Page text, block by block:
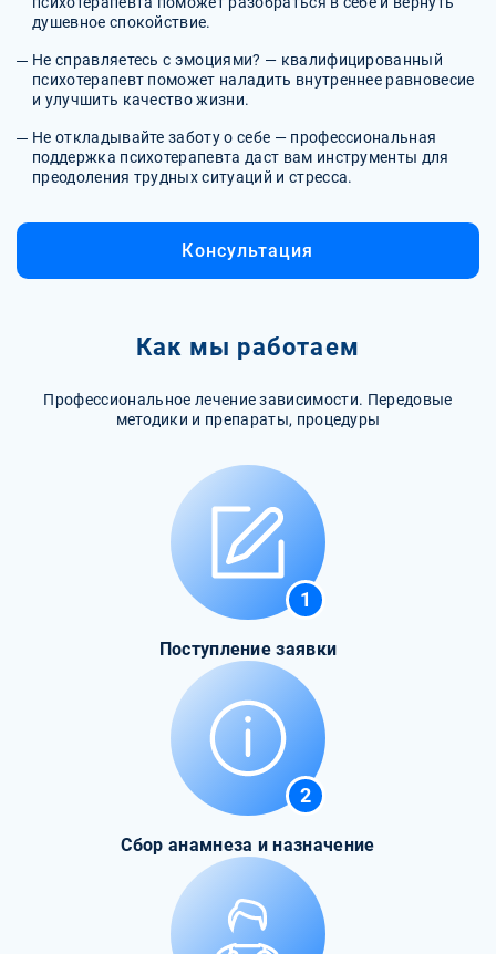
душевное спокойствие.
Не справляетесь с эмоциями? — квалифицированный
психотерапевт поможет наладить внутреннее равновесие
и улучшить качество жизни.
Не откладывайте заботу о себе — профессиональная
поддержка психотерапевта даст вам инструменты для
преодоления трудных ситуаций и стресса.
Консультация
Как мы работаем
Профессиональное лечение зависимости. Передовые
методики и препараты, процедуры
1
Поступление заявки
2
Сбор анамнеза и назначение